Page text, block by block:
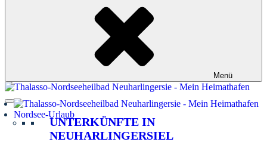
Menü
Nordsee-Urlaub
UNTERKÜNFTE IN
NEUHARLINGERSIEL